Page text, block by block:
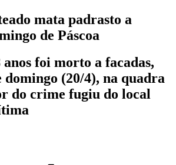
mata padrasto a
de Páscoa
foi morto a facadas,
domingo (20/4), na quadra
do crime fugiu do local